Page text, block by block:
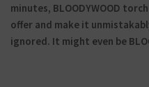
minutes, BLOODYWOOD
offer and make it
ignored. It might even be